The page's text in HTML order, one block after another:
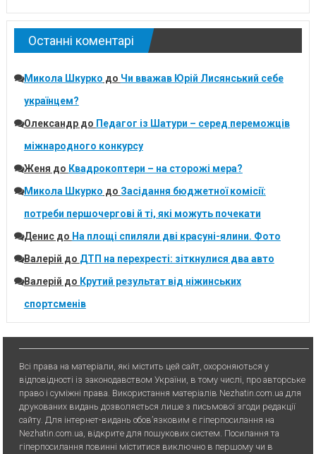
Останні коментарі
Микола Шкурко до Чи вважав Юрій Лисянський себе
українцем?
Олександрдо Педагог із Шатури – серед переможців
міжнародного конкурсу
Женя до Квадрокоптери – на сторожі мера?
Микола Шкурко до Засідання бюджетної комісії:
потреби першочергові й ті, які можуть почекати
Денисдо На площі спиляли дві красуні-ялини. Фото
Валерій до ДТП на перехресті: зіткнулися два авто
Валерій до Крутий результат від ніжинських
спортсменів
Всі права на матеріали, які містить цей сайт, охороняються у
відповідності із законодавством України, в тому числі, про авторське
право і суміжні права. Використання матерiалiв Nezhatin.com.ua для
друкованих видань дозволяється лише з письмової згоди редакції
сайту. Для iнтернет-видань обов’язковим є гiперпосилання на
Nezhatin.com.ua, відкрите для пошукових систем. Посилання та
гіперпосилання повинні міститися виключно в першому чи в